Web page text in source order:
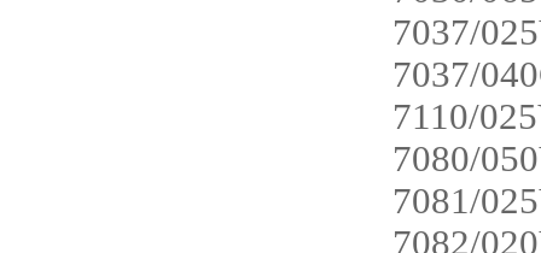
7037/
7037/
7110/
7080/
7081/
7082/